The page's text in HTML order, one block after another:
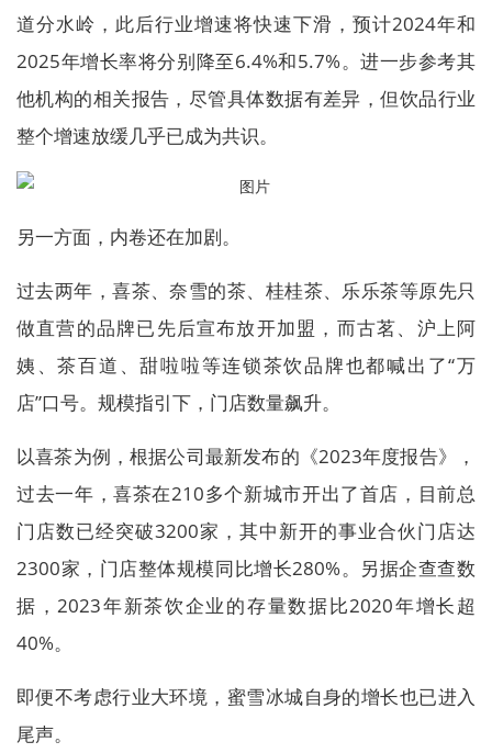
道分水岭，此后行业增速将快速下滑，预计2024年和
2025年增长率将分别降至6.4%和5.7%。进一步参考其
他机构的相关报告，尽管具体数据有差异，但饮品行业
整个增速放缓几乎已成为共识。
另一方面，内卷还在加剧。
过去两年，喜茶、奈雪的茶、桂桂茶、乐乐茶等原先只
做直营的品牌已先后宣布放开加盟，而古茗、沪上阿
姨、茶百道、甜啦啦等连锁茶饮品牌也都喊出了“万
店”口号。规模指引下，门店数量飙升。
以喜茶为例，根据公司最新发布的《2023年度报告》，
过去一年，喜茶在210多个新城市开出了首店，目前总
门店数已经突破3200家，其中新开的事业合伙门店达
2300家，门店整体规模同比增长280%。另据企查查数
据，2023年新茶饮企业的存量数据比2020年增长超
40%。
即便不考虑行业大环境，蜜雪冰城自身的增长也已进入
尾声。